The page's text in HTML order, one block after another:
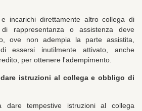
incarichi direttamente altro collega di
rappresentanza o assistenza deve
ove non adempia la parte assistita,
essersi inutilmente attivato, anche
per ottenere l'adempimento.
istruzioni al collega e obbligo di
dare tempestive istruzioni al collega